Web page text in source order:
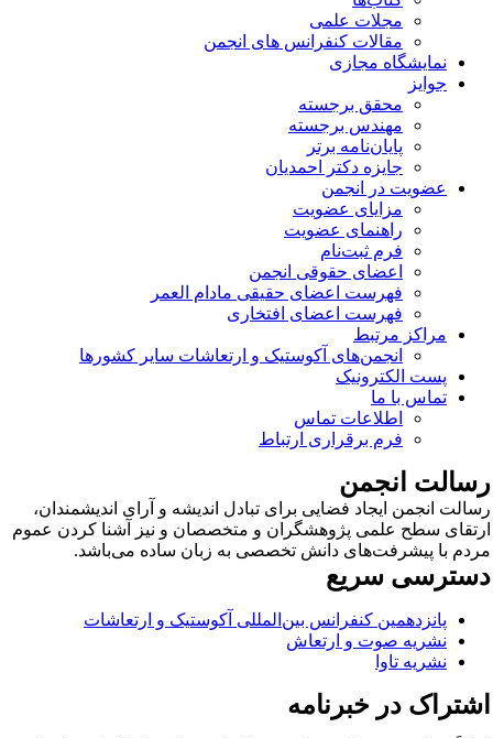
مجلات علمی
مقالات کنفرانس های انجمن
نمایشگاه مجازی
جوایز
محقق برجسته
مهندس برجسته
پایان‌نامه برتر
جایزه دکتر احمدیان
عضویت در انجمن
مزایای عضویت
راهنمای عضویت
فرم ثبت‌نام
اعضای حقوقی انجمن
فهرست اعضای حقیقی مادام‌ العمر
فهرست اعضای افتخاری
مراکز مرتبط
انجمن‌های آکوستیک و ارتعاشات سایر کشورها
پست الکترونیک
تماس با ما
اطلاعات تماس
فرم برقراری ارتباط
انجمن
انجمن ایجاد فضایی برای تبادل اندیشه و آرای اندیشمندان،
سطح علمی پژوهشگران و متخصصان و نیز آشنا کردن عموم
با پیشرفت‌های دانش تخصصی به زبان ساده می‌باشد.
سریع
پانزدهمین کنفرانس بین‌المللی آکوستیک و ارتعاشات
نشریه صوت و ارتعاش
نشریه تاوا
در خبرنامه